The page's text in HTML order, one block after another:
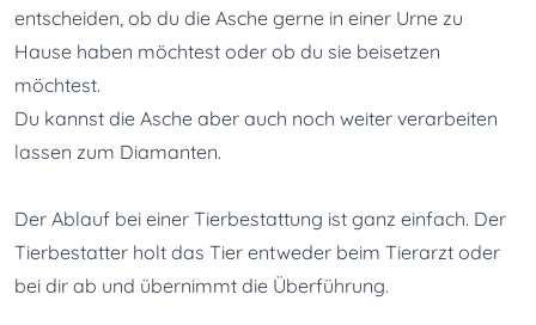
entscheiden, ob du die Asche gerne in einer Urne zu
Hause haben möchtest oder ob du sie beisetzen
möchtest.
Du kannst die Asche aber auch noch weiter verarbeiten
lassen zum Diamanten.
Der Ablauf bei einer Tierbestattung ist ganz einfach. Der
Tierbestatter holt das Tier entweder beim Tierarzt oder
bei dir ab und übernimmt die Überführung.